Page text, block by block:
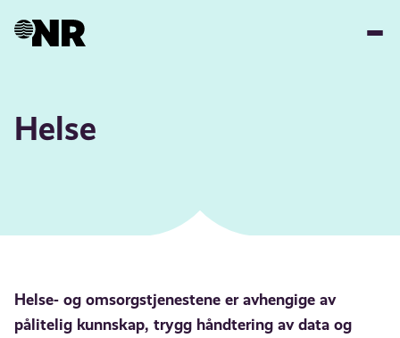
Helse
Helse- og omsorgstjenestene er avhengige av
pålitelig kunnskap, trygg håndtering av data og